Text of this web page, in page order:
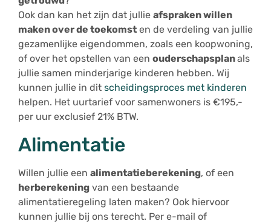
Ook dan kan het zijn dat jullie afspraken willen
maken over de toekomst en de verdeling van jullie
gezamenlijke eigendommen, zoals een koopwoning,
of over het opstellen van een ouderschapsplanals
jullie samen minderjarige kinderen hebben. Wij
kunnen jullie in dit scheidingsproces met kinderen
helpen. Het uurtarief voor samenwoners is €195,-
per uur exclusief 21% BTW.
Alimentatie
Willen jullie een alimentatieberekening, of een
herberekening van een bestaande
alimentatieregeling laten maken? Ook hiervoor
kunnen jullie bij ons terecht. Per e-mail of